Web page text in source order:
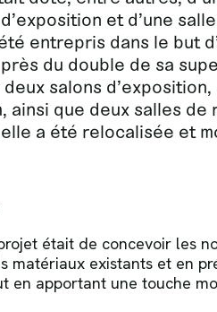
et d’une
entrepris dans le but
du double de sa
salons d’exposition,
ainsi que deux salles
a été relocalisée et
était de concevoir les
matériaux existants et en
en apportant une touche